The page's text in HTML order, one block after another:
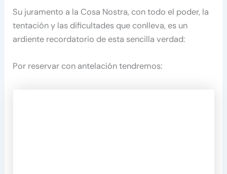
Su juramento a la Cosa Nostra, con todo el poder, la
tentación y las dificultades que conlleva, es un
ardiente recordatorio de esta sencilla verdad:
Por reservar con antelación tendremos: